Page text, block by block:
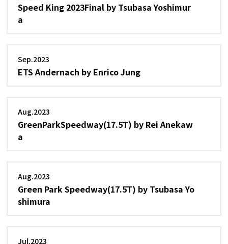
Speed King 2023Final by Tsubasa Yoshimur
a
Sep.2023
ETS Andernach by Enrico Jung
Aug.2023
GreenParkSpeedway(17.5T) by Rei Anekaw
a
Aug.2023
Green Park Speedway(17.5T) by Tsubasa Yo
shimura
Jul.2023